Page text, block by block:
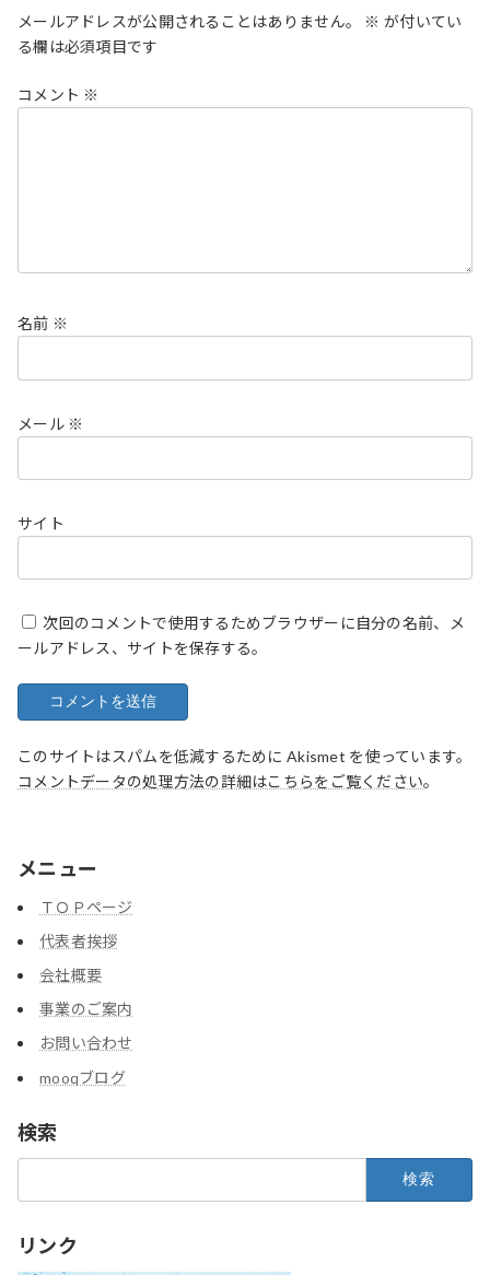
メールアドレスが公開されることはありません。 ※ が付いてい
る欄は必須項目です
コメント ※
名前 ※
メール ※
サイト
次回のコメントで使用するためブラウザーに自分の名前、メ
ールアドレス、サイトを保存する。
このサイトはスパムを低減するために Akismet を使っています。
コメントデータの処理方法の詳細はこちらをご覧ください。
メニュー
ＴＯＰページ
代表者挨拶
会社概要
事業のご案内
お問い合わせ
mooqブログ
検索
リンク